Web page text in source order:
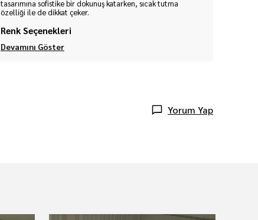
tasarımına sofistike bir dokunuş katarken, sıcak tutma
özelliği ile de dikkat çeker.
Renk Seçenekleri
Devamını Göster
Yorum Yap